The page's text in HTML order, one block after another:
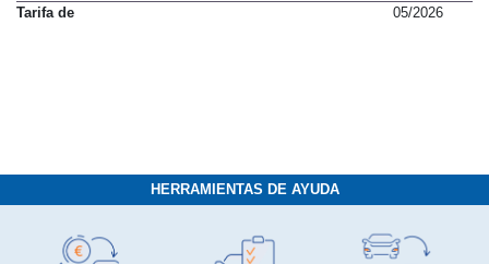
Tarifa de
05/2026
HERRAMIENTAS DE AYUDA